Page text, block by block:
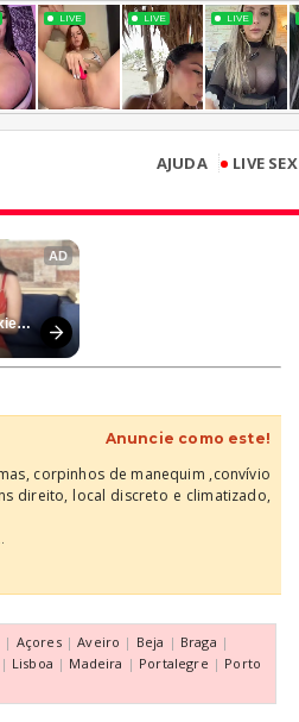
AJUDA • LIVE SEX
Anuncie como este!
corpinhos de manequim ,convívio
direito, local discreto e climatizado,
| Açores | Aveiro | Beja | Braga |
| Lisboa | Madeira | Portalegre | Porto